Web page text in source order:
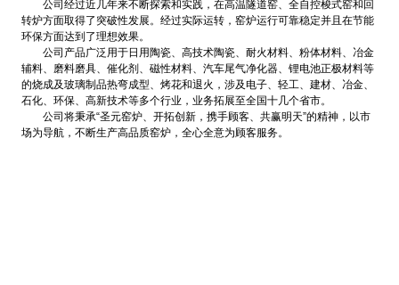
公司经过近几年来不断探索和实践，在高温隧道窑、全自控梭式窑和回
转炉方面取得了突破性发展。经过实际运转，窑炉运行可靠稳定并且在节能
环保方面达到了理想效果。
公司产品广泛用于日用陶瓷、高技术陶瓷、耐火材料、粉体材料、冶金
辅料、磨料磨具、催化剂、磁性材料、汽车尾气净化器、锂电池正极材料等
的烧成及玻璃制品热弯成型、烤花和退火，涉及电子、轻工、建材、冶金、
石化、环保、高新技术等多个行业，业务拓展至全国十几个省市。
公司将秉承“圣元窑炉、开拓创新，携手顾客、共赢明天”的精神，以市
场为导航，不断生产高品质窑炉，全心全意为顾客服务。